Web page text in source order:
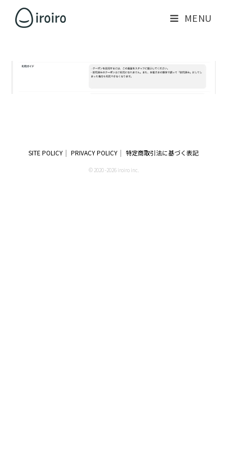
MENU
SITE POLICY PRIVACY POLICY 特定商取引法に基づく表記
© 2020 -2026 iroiro inc.